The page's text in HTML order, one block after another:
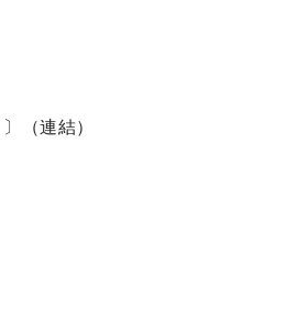
（連結）